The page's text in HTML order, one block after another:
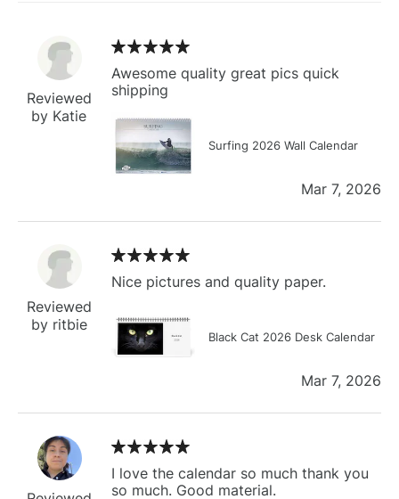
Reviewed
by Katie
Awesome quality great pics quick
shipping
Surfing 2026 Wall Calendar
Mar 7, 2026
Reviewed
by ritbie
Nice pictures and quality paper.
Black Cat 2026 Desk Calendar
Mar 7, 2026
I love the calendar so much thank you
so much. Good material.